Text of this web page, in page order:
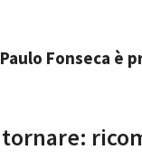
Paulo Fonseca è